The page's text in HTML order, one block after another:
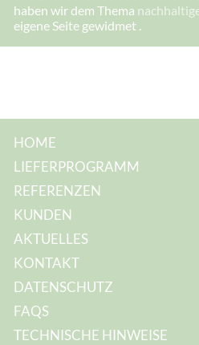
haben wir dem Thema
eigene Seite gewidmet .
HOME
LIEFERPROGRAMM
REFERENZEN
KUNDEN
AKTUELLES
KONTAKT
DATENSCHUTZ
FAQS
TECHNISCHE HINWEISE